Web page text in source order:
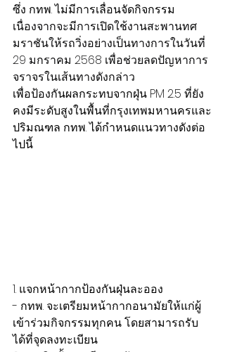
ซึ่ง กทพ. ไม่มีการเลื่อนจัดกิจกรรม
เนื่องจากจะมีการเปิดใช้งานสะพานทศ
มราชันให้รถวิ่งอย่างเป็นทางการในวันที่
29 มกราคม 2568 เพื่อช่วยลดปัญหาการ
จราจรในเส้นทางดังกล่าว
เพื่อป้องกันผลกระทบจากฝุ่น PM 2.5 ที่ยัง
คงมีระดับสูงในพื้นที่กรุงเทพมหานครและ
ปริมณฑล กทพ. ได้กำหนดแนวทางดังต่อ
ไปนี้
1. แจกหน้ากากป้องกันฝุ่นละออง
- กทพ. จะเตรียมหน้ากากอนามัยให้แก่ผู้
เข้าร่วมกิจกรรมทุกคน โดยสามารถรับ
ได้ที่จุดลงทะเบียน